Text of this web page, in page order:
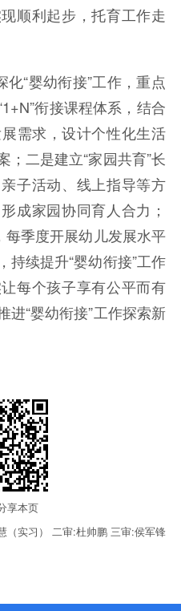
顺利起步，托育工作走
“婴幼衔接”工作，重点
衔接课程体系，结合
需求，设计个性化生活
；二是建立“家园共育”长
子活动、线上指导等方
成家园协同育人合力；
每季度开展幼儿发展水平
持续提升“婴幼衔接”工作
每个孩子享有公平而有
进“婴幼衔接”工作探索新
享本页
实习）
二审:杜帅鹏 三审:侯军锋